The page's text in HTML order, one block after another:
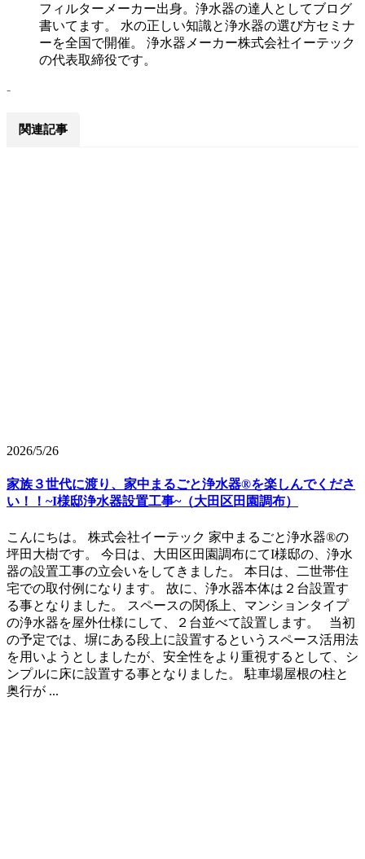
フィルターメーカー出身。浄水器の達人としてブログ
書いてます。 水の正しい知識と浄水器の選び方セミナ
ーを全国で開催。 浄水器メーカー株式会社イーテック
の代表取締役です。
-
関連記事
2026/5/26
家族３世代に渡り、家中まるごと浄水器®を楽しんでくださ
い！！~I様邸浄水器設置工事~（大田区田園調布）
こんにちは。 株式会社イーテック 家中まるごと浄水器®の
坪田大樹です。 今日は、大田区田園調布にてI様邸の、浄水
器の設置工事の立会いをしてきました。 本日は、二世帯住
宅での取付例になります。 故に、浄水器本体は２台設置す
る事となりました。 スペースの関係上、マンションタイプ
の浄水器を屋外仕様にして、２台並べて設置します。 当初
の予定では、塀にある段上に設置するというスペース活用法
を用いようとしましたが、安全性をより重視するとして、シ
ンプルに床に設置する事となりました。 駐車場屋根の柱と
奥行が ...